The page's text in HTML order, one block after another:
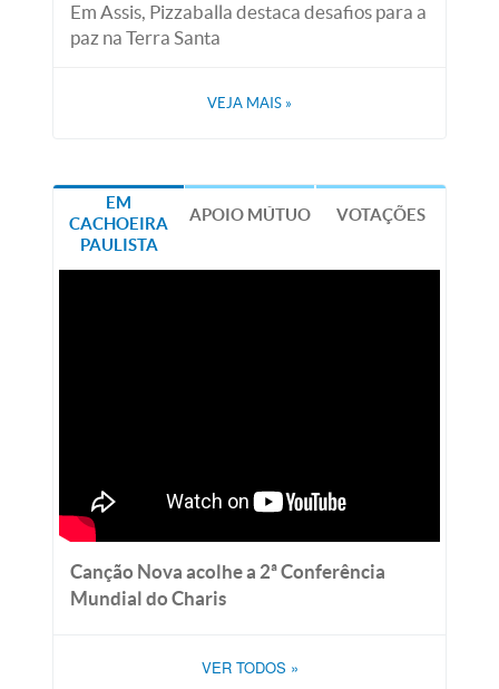
Em Assis, Pizzaballa destaca desafios para a
paz na Terra Santa
VEJA MAIS »
EM
CACHOEIRA
PAULISTA
APOIO MÚTUO VOTAÇÕES
Canção Nova acolhe a 2ª Conferência
Mundial do Charis
VER TODOS »